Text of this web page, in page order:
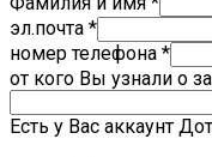
эл.почта *
номер телефона *
от кого Вы узнали о
Есть у Вас аккаунт